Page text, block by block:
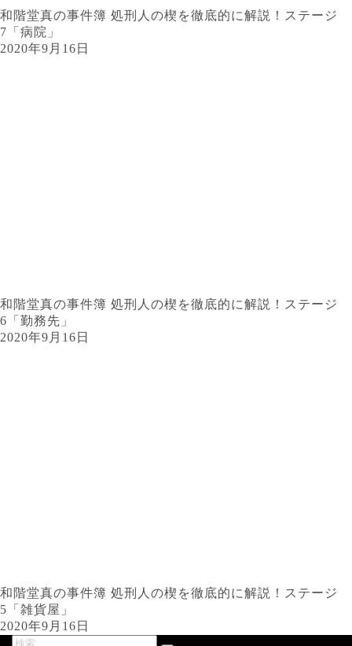
和階堂真の事件簿 処刑人の楔を徹底的に解説！ステージ
7「病院」
2020年9月16日
和階堂真の事件簿 処刑人の楔を徹底的に解説！ステージ
6「勤務先」
2020年9月16日
和階堂真の事件簿 処刑人の楔を徹底的に解説！ステージ
5「雑貨屋」
2020年9月16日